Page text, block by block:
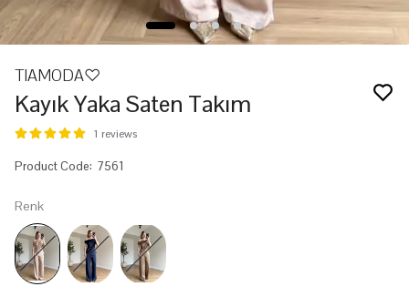
TIAMODA♡
Kayık Yaka Saten Takım
1 reviews
Product Code: 7561
Renk